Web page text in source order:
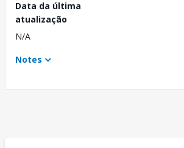
Data da última
atualização
N/A
Notes